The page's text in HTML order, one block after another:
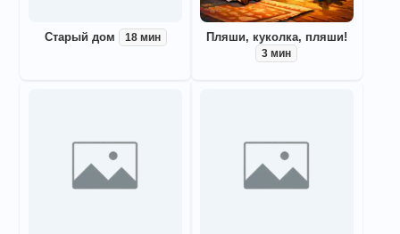
Старый дом 18 мин Пляши, куколка, пляши!
3 мин